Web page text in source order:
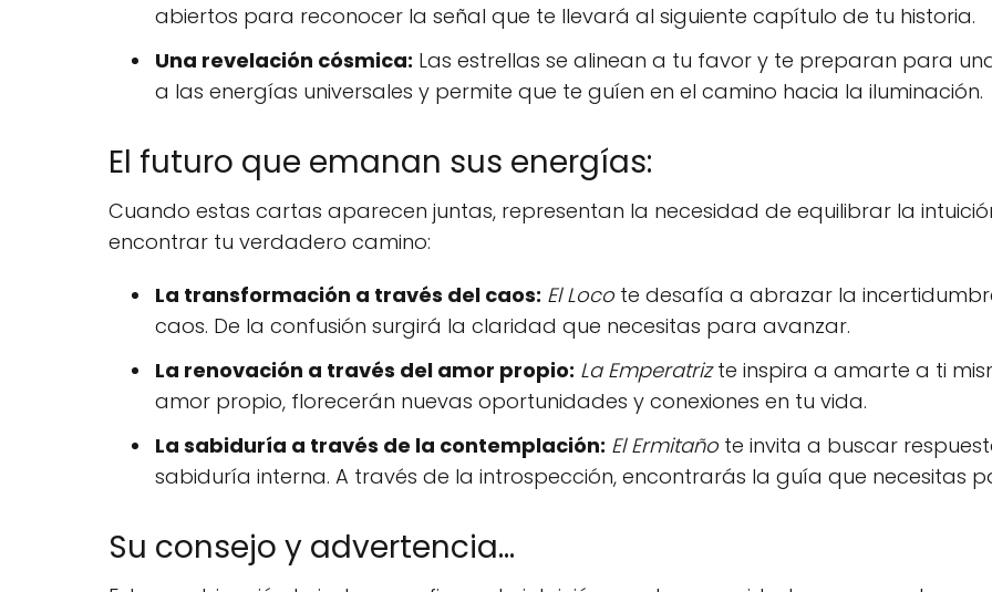
abiertos para reconocer la señal que te llevará al siguiente capítulo de tu historia.
Una revelación cósmica: Las estrellas se alinean a tu favor y te preparan para
a las energías universales y permite que te guíen en el camino hacia la iluminación.
El futuro que emanan sus energías:
Cuando estas cartas aparecen juntas, representan la necesidad de equilibrar la
encontrar tu verdadero camino:
La transformación a través del caos: El Loco te desafía a abrazar la
caos. De la confusión surgirá la claridad que necesitas para avanzar.
La renovación a través del amor propio: La Emperatrizte inspira a amarte a ti
amor propio, florecerán nuevas oportunidades y conexiones en tu vida.
La sabiduría a través de la contemplación: El Ermitaño te invita a buscar
sabiduría interna. A través de la introspección, encontrarás la guía que necesitas
Su consejo y advertencia...